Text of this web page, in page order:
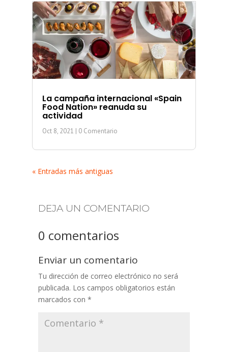
La campaña internacional «Spain
Food Nation» reanuda su
actividad
Oct 8, 2021 | 0 Comentario
« Entradas más antiguas
DEJA UN COMENTARIO
0 comentarios
Enviar un comentario
Tu dirección de correo electrónico no será
publicada. Los campos obligatorios están
marcados con *